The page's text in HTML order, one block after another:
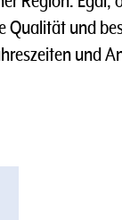
und
und